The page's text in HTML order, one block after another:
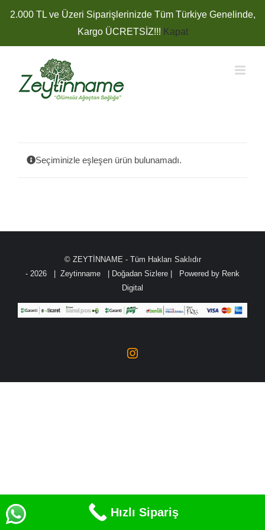
2.000 TL ve Üzeri Siparişlerinizde Tüm Türkiye Genelinde,
Kargo ÜCRETSİZ!!! Kapat
Seçiminizle eşleşen ürün bulunamadı.
© ZEYTİNNAME - Tüm Hakları Saklıdır
- 2026 | Zeytinname | Doğadan Sizlere | Powered by Renk
Digital
Instagram
Hızlı Sipariş